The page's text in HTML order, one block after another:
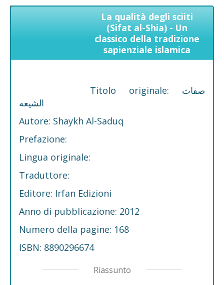
La qualità degli sciiti
(Sifat al-Shia) - Un
classico della tradizione
sapienziale islamica
Titolo originale: صفات
الشیعه
Autore: Shaykh Al-Saduq
Prefazione:
Lingua originale:
Traduttore:
Editore: Irfan Edizioni
Anno di pubblicazione: 2012
Numero della pagine: 168
ISBN: 8890296674
Riassunto